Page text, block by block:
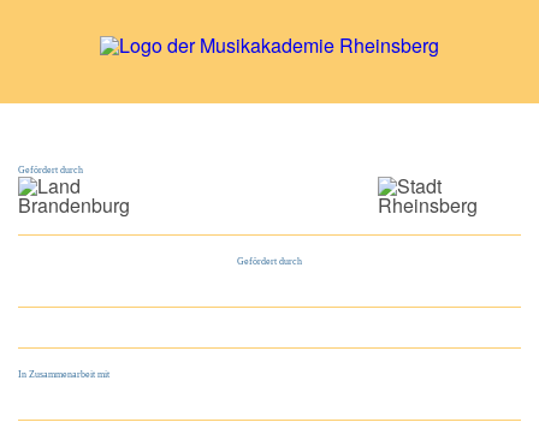
Gefördert durch
Gefördert durch
In Zusammenarbeit mit